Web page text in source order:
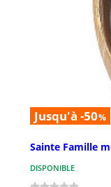
Jusqu'à -50%
Sainte Famille
DISPONIBLE